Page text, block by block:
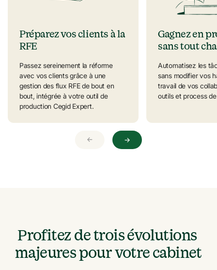
Préparez vos clients à la
RFE
Passez sereinement la réforme
avec vos clients grâce à une
gestion des flux RFE de bout en
bout, intégrée à votre outil de
production Cegid Expert.
Gagnez en
sans tout
Automatisez les
sans modifier vos
travail de vos
outils et process
→ →
Profitez de trois évolutions
majeures pour votre cabinet